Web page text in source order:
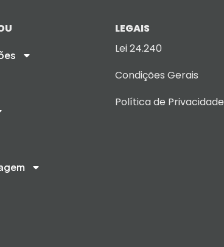
LEGAIS
Lei 24.240
Condições Gerais
Política de Privacidade